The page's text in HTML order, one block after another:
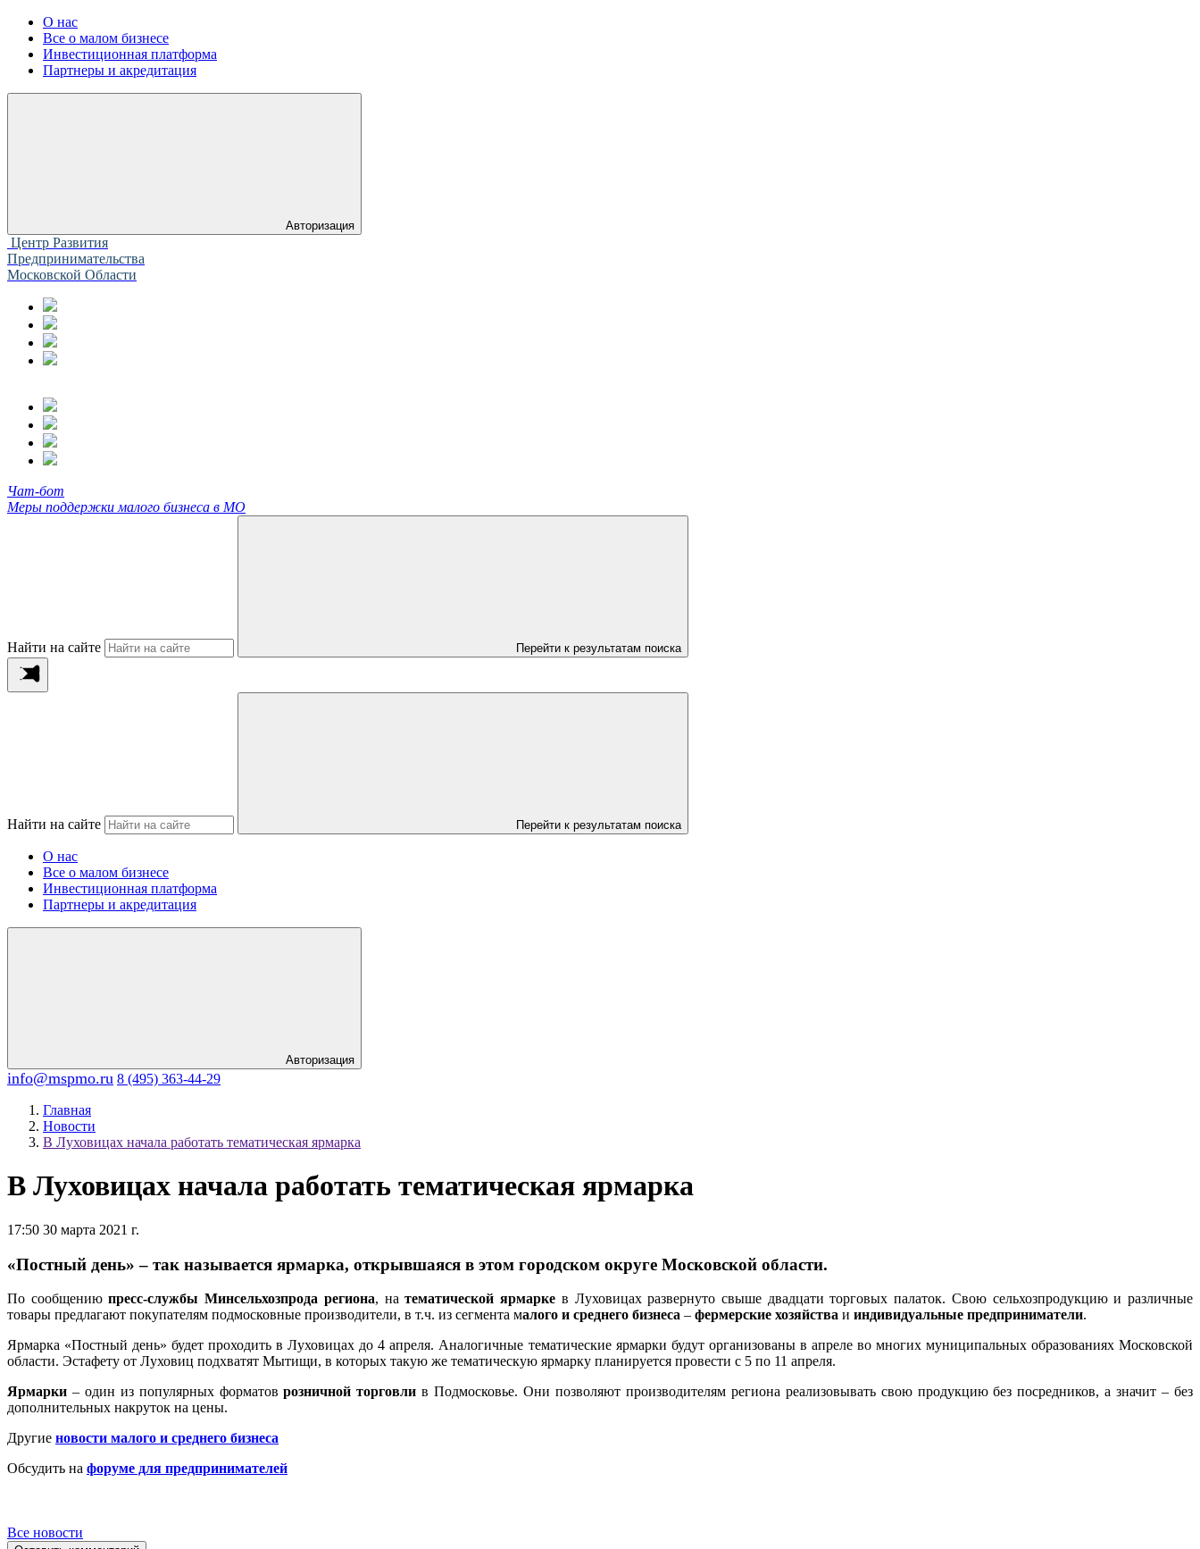
О нас
Все о малом бизнесе
Инвестиционная платформа
Партнеры и акредитация
Авторизация
Центр Развития
Предпринимательства
Московской Области
Чат-бот
Меры поддержки малого бизнеса в МО
Найти на сайте Перейти к результатам поиска
Найти на сайте Перейти к результатам поиска
О нас
Все о малом бизнесе
Инвестиционная платформа
Партнеры и акредитация
Авторизация
info@mspmo.ru 8 (495) 363-44-29
Главная
Новости
В Луховицах начала работать тематическая ярмарка
В Луховицах начала работать тематическая ярмарка
17:50 30 марта 2021 г.
«Постный день» – так называется ярмарка, открывшаяся в этом городском округе Московской области.
По сообщениюпресс-службы Минсельхозпрода региона, натематической ярмарке в Луховицах развернуто свыше двадцати торговых палаток. Свою сельхозпродукцию и различные
товары предлагают покупателям подмосковные производители, в т.ч. из сегмента малого и среднего бизнеса – фермерские хозяйства и индивидуальные предприниматели.
Ярмарка «Постный день» будет проходить в Луховицах до 4 апреля. Аналогичные тематические ярмарки будут организованы в апреле во многих муниципальных образованиях Московской
области. Эстафету от Луховиц подхватят Мытищи, в которых такую же тематическую ярмарку планируется провести с 5 по 11 апреля.
Ярмарки – один из популярных форматоврозничной торговли в Подмосковье. Они позволяют производителям региона реализовывать свою продукцию без посредников, а значит – без
дополнительных накруток на цены.
Другие новости малого и среднего бизнеса
Обсудить на форуме для предпринимателей
Все новости